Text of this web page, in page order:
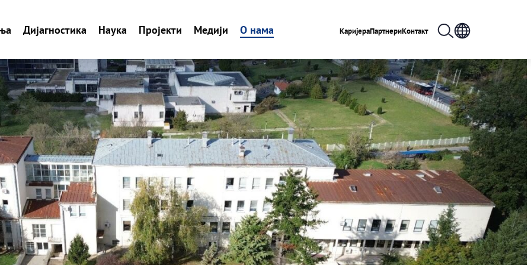
Дијагностика Наука Пројекти Медији О нама КаријераПартнериКонтакт